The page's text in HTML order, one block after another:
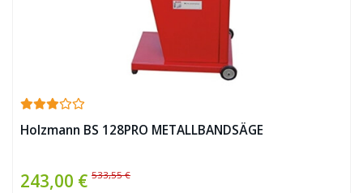
Holzmann BS 128PRO METALLBANDSÄGE
243,00 € 533,55 €